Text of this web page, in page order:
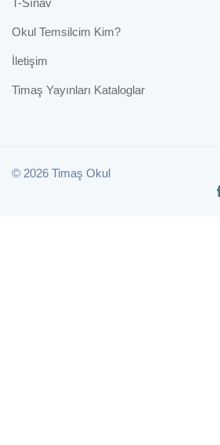
Okul Temsilcim Kim?
İletişim
Timaş Yayınları Kataloglar
© 2026 Timaş Okul